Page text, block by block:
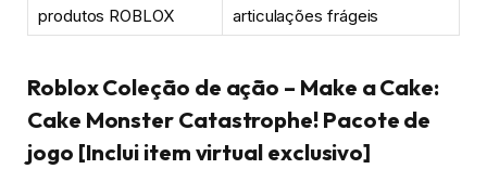
produtos ROBLOX
articulações frágeis
Roblox Coleção de ação – Make a Cake:
Cake Monster Catastrophe! Pacote de
jogo [Inclui item virtual exclusivo]